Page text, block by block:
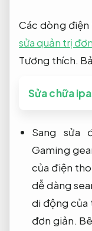
Các dòng
sửa quản trị
Tương thích.
Sửa chữa
Sang sửa
Gaming
của điện
dễ dàng
di động của
đơn giản.